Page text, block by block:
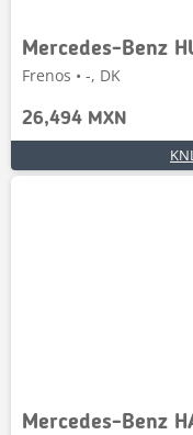
Mercedes-Benz
Frenos • -, DK
26,494 MXN
Mercedes-Benz